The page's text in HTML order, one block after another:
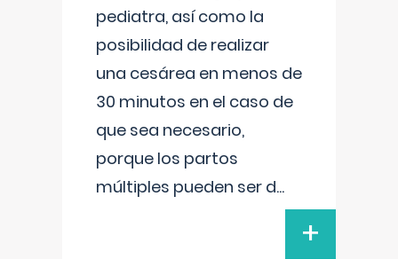
pediatra, así como la
posibilidad de realizar
una cesárea en menos de
30 minutos en el caso de
que sea necesario,
porque los partos
múltiples pueden ser d...
+